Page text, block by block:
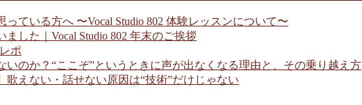
ている方へ 〜Vocal Studio 802 体験レッスンについて〜
ました｜Vocal Studio 802 年末のご挨拶
ポ
いのか？“ここぞ”というときに声が出なくなる理由と、その乗り越え方
歌えない・話せない原因は“技術”だけじゃない